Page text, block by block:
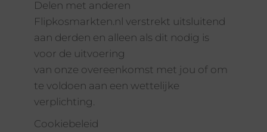
Delen met anderen
Flipkosmarkten.nl verstrekt uitsluitend
aan derden en alleen als dit nodig is
voor de uitvoering
van onze overeenkomst met jou of om
te voldoen aan een wettelijke
verplichting.
Cookiebeleid